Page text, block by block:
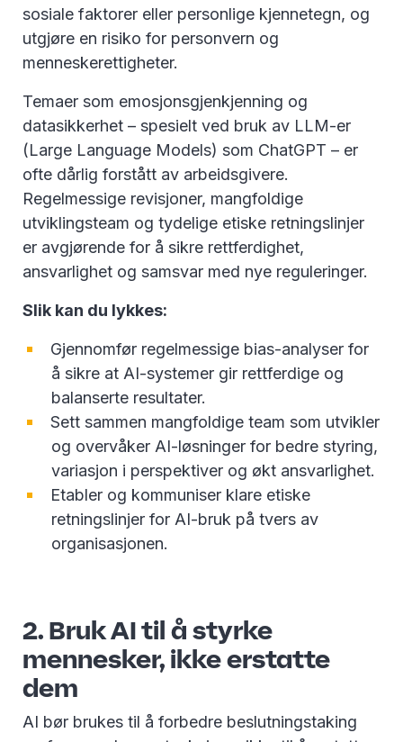
sosiale faktorer eller personlige kjennetegn, og
utgjøre en risiko for personvern og
menneskerettigheter.
Temaer som emosjonsgjenkjenning og
datasikkerhet – spesielt ved bruk av LLM-er
(Large Language Models) som ChatGPT – er
ofte dårlig forstått av arbeidsgivere.
Regelmessige revisjoner, mangfoldige
utviklingsteam og tydelige etiske retningslinjer
er avgjørende for å sikre rettferdighet,
ansvarlighet og samsvar med nye reguleringer.
Slik kan du lykkes:
Gjennomfør regelmessige bias-analyser for
å sikre at AI-systemer gir rettferdige og
balanserte resultater.
Sett sammen mangfoldige team som utvikler
og overvåker AI-løsninger for bedre styring,
variasjon i perspektiver og økt ansvarlighet.
Etabler og kommuniser klare etiske
retningslinjer for AI-bruk på tvers av
organisasjonen.
2. Bruk AI til å styrke
mennesker, ikke erstatte
dem
AI bør brukes til å forbedre beslutningstaking